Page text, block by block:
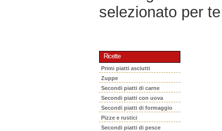
selezionato per
Ricette
Primi piatti asciutti
Zuppe
Secondi piatti di carne
Secondi piatti con uova
Secondi piatti di formaggio
Pizze e rustici
Secondi piatti di pesce